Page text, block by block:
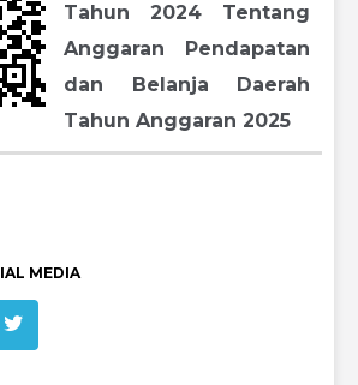
Tahun 2024 Tentang
Anggaran Pendapatan
dan Belanja Daerah
Tahun Anggaran 2025
MEDIA